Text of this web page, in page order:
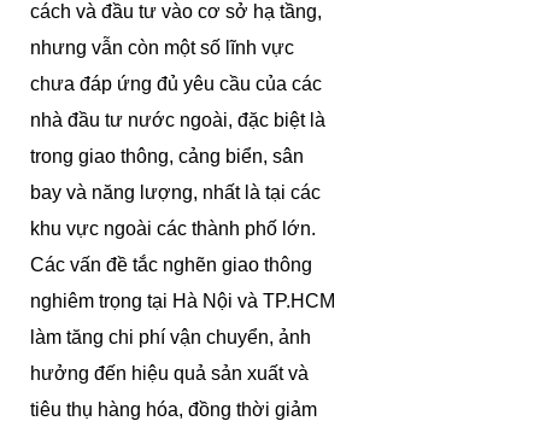
cách và đầu tư vào cơ sở hạ tầng,
nhưng vẫn còn một số lĩnh vực
chưa đáp ứng đủ yêu cầu của các
nhà đầu tư nước ngoài, đặc biệt là
trong giao thông, cảng biển, sân
bay và năng lượng, nhất là tại các
khu vực ngoài các thành phố lớn.
Các vấn đề tắc nghẽn giao thông
nghiêm trọng tại Hà Nội và TP.HCM
làm tăng chi phí vận chuyển, ảnh
hưởng đến hiệu quả sản xuất và
tiêu thụ hàng hóa, đồng thời giảm